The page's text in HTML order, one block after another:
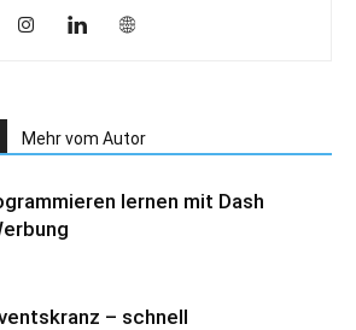
Mehr vom Autor
lernen mit Dash
– schnell